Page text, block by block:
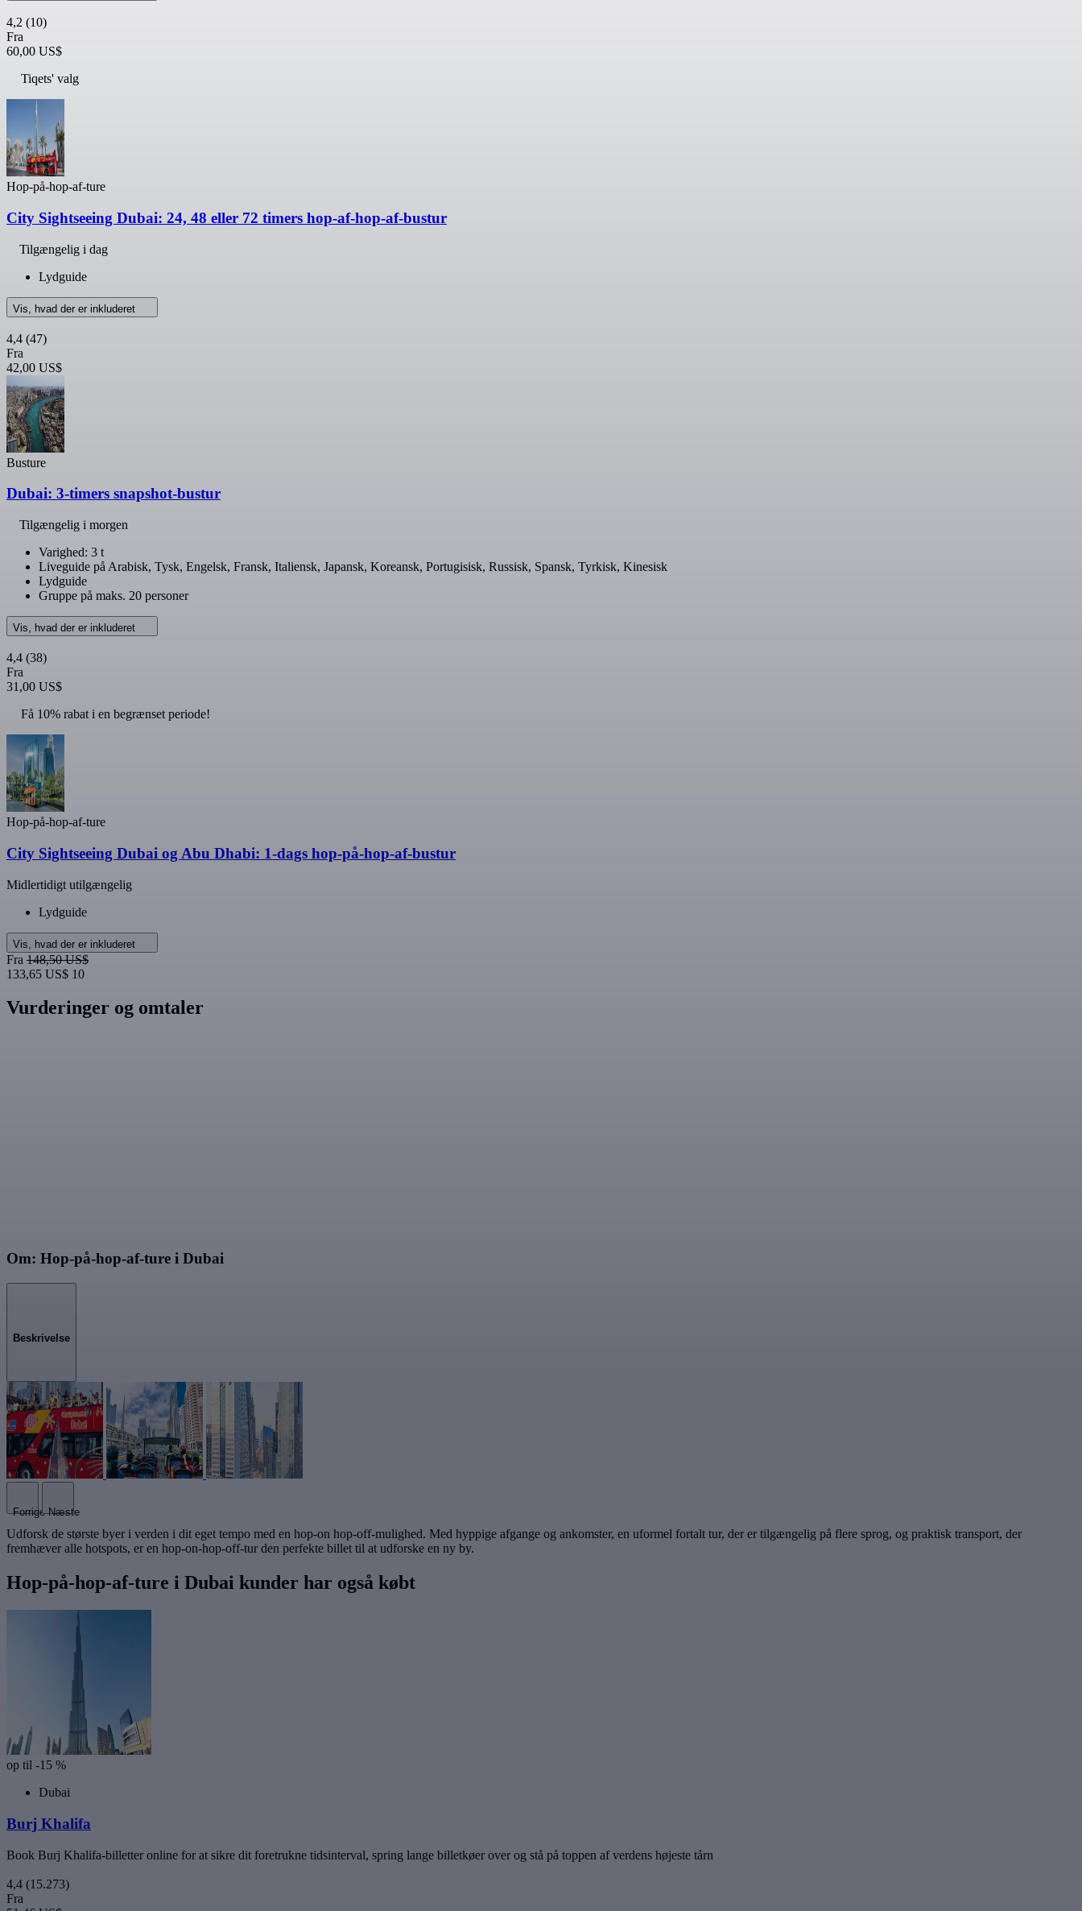
4,2 (10)
Fra
60,00 US$
Tiqets' valg
Hop-på-hop-af-ture
City Sightseeing Dubai: 24, 48 eller 72 timers hop-af-hop-af-bustur
Tilgængelig i dag
Lydguide
Vis, hvad der er inkluderet
4,4 (47)
Fra
42,00 US$
Busture
Dubai: 3-timers snapshot-bustur
Tilgængelig i morgen
Varighed: 3 t
Liveguide på Arabisk, Tysk, Engelsk, Fransk, Italiensk, Japansk, Koreansk, Portugisisk, Russisk, Spansk, Tyrkisk, Kinesisk
Lydguide
Gruppe på maks. 20 personer
Vis, hvad der er inkluderet
4,4 (38)
Fra
31,00 US$
Få 10% rabat i en begrænset periode!
Hop-på-hop-af-ture
City Sightseeing Dubai og Abu Dhabi: 1-dags hop-på-hop-af-bustur
Midlertidigt utilgængelig
Lydguide
Vis, hvad der er inkluderet
Fra 148,50 US$
133,65 US$ 10
Vurderinger og omtaler
Om: Hop-på-hop-af-ture i Dubai
Beskrivelse
Forrige Næste
Udforsk de største byer i verden i dit eget tempo med en hop-on hop-off-mulighed. Med hyppige afgange og ankomster, en uformel fortalt tur, der er tilgængelig på flere sprog, og praktisk transport, der
fremhæver alle hotspots, er en hop-on-hop-off-tur den perfekte billet til at udforske en ny by.
Hop-på-hop-af-ture i Dubai kunder har også købt
op til -15 %
Dubai
Burj Khalifa
Book Burj Khalifa-billetter online for at sikre dit foretrukne tidsinterval, spring lange billetkøer over og stå på toppen af verdens højeste tårn
4,4 (15.273)
Fra